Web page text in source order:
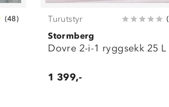
(48) Turutstyr (
Stormberg
Dovre 2-i-1 ryggsekk 25 L
1 399,-